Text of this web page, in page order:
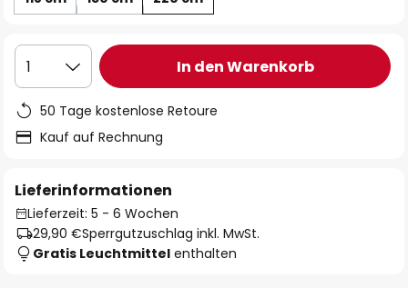
1 In den Warenkorb
50 Tage kostenlose Retoure
Kauf auf Rechnung
Lieferinformationen
Lieferzeit: 5 - 6 Wochen
29,90 €Sperrgutzuschlag inkl. MwSt.
Gratis Leuchtmittel enthalten